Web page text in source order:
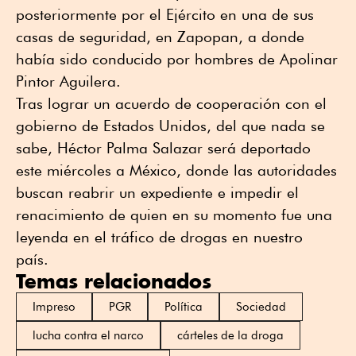
posteriormente por el Ejército en una de sus
casas de seguridad, en Zapopan, a donde
había sido conducido por hombres de Apolinar
Pintor Aguilera.
Tras lograr un acuerdo de cooperación con el
gobierno de Estados Unidos, del que nada se
sabe, Héctor Palma Salazar será deportado
este miércoles a México, donde las autoridades
buscan reabrir un expediente e impedir el
renacimiento de quien en su momento fue una
leyenda en el tráfico de drogas en nuestro
país.
Temas relacionados
Impreso PGR Política
Sociedad
lucha contra el narco
cárteles de la droga